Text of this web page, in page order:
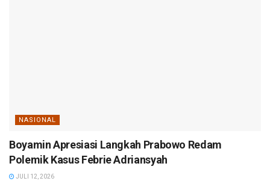
NASIONAL
Boyamin Apresiasi Langkah Prabowo Redam
Polemik Kasus Febrie Adriansyah
JULI 12, 2026